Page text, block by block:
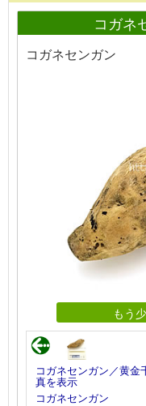
コガネ
コガネセンガン
もう
コガネセンガン／黄金
真を表示
コガネセンガン